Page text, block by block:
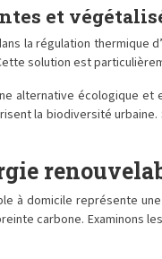
et
la régulation thermique
solution est
alternative écologique et
la biodiversité
à domicile représente
carbone. Examinons